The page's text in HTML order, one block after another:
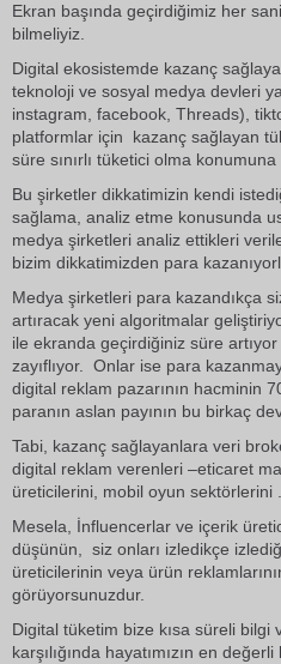
Ekran başında geçirdiğimiz her
bilmeliyiz.
Digital ekosistemde kazanç
teknoloji ve sosyal medya devleri
instagram, facebook, Threads),
platformlar için kazanç sağlayan
süre sınırlı tüketici olma konumuna
Bu şirketler dikkatimizin kendi
sağlama, analiz etme konusunda
medya şirketleri analiz ettikleri
bizim dikkatimizden para
Medya şirketleri para kazandıkça
artıracak yeni algoritmalar
ile ekranda geçirdiğiniz süre
zayıflıyor. Onlar ise para
digital reklam pazarının hacminin
paranın aslan payının bu birkaç
Tabi, kazanç sağlayanlara veri
digital reklam verenleri –eticaret
üreticilerini, mobil oyun sektörlerini
Mesela, İnfluencerlar ve içerik
düşünün, siz onları izledikçe
üreticilerinin veya ürün reklamlarının
görüyorsunuzdur.
Digital tüketim bize kısa süreli bilgi
karşılığında hayatımızın en